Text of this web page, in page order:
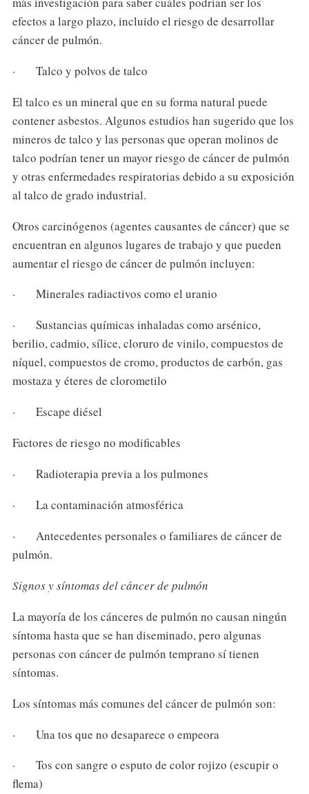
efectos a largo plazo, incluido el riesgo de desarrollar
cáncer de pulmón.
· Talco y polvos de talco
El talco es un mineral que en su forma natural puede
contener asbestos. Algunos estudios han sugerido que los
mineros de talco y las personas que operan molinos de
talco podrían tener un mayor riesgo de cáncer de pulmón
y otras enfermedades respiratorias debido a su exposición
al talco de grado industrial.
Otros carcinógenos (agentes causantes de cáncer) que se
encuentran en algunos lugares de trabajo y que pueden
aumentar el riesgo de cáncer de pulmón incluyen:
· Minerales radiactivos como el uranio
· Sustancias químicas inhaladas como arsénico,
berilio, cadmio, sílice, cloruro de vinilo, compuestos de
níquel, compuestos de cromo, productos de carbón, gas
mostaza y éteres de clorometilo
· Escape diésel
Factores de riesgo no modificables
· Radioterapia previa a los pulmones
· La contaminación atmosférica
· Antecedentes personales o familiares de cáncer de
pulmón.
Signos y síntomas del cáncer de pulmón
La mayoría de los cánceres de pulmón no causan ningún
síntoma hasta que se han diseminado, pero algunas
personas con cáncer de pulmón temprano sí tienen
síntomas.
Los síntomas más comunes del cáncer de pulmón son:
· Una tos que no desaparece o empeora
· Tos con sangre o esputo de color rojizo (escupir o
flema)